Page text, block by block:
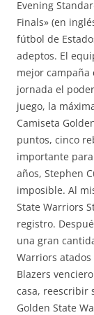
Evening
Finals» (en
fútbol de
adeptos. El
mejor
jornada el
juego, la
Camiseta
puntos, cinco
importante
años, Stephen
imposible. Al
State Warriors
registro.
una gran
Warriors
Blazers
casa, reescribir
Golden State